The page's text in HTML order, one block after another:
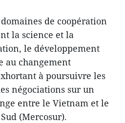
de coopération
la science et la
le développement
au changement
à poursuivre les
négociations sur un
entre le Vietnam et le
(Mercosur).